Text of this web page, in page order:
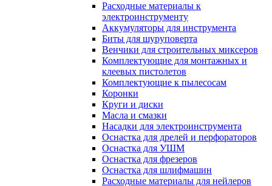
Расходные материалы к
электроинструменту
Аккумуляторы для инструмента
Биты для шуруповерта
Венчики для строительных миксеров
Комплектующие для монтажных и
клеевых пистолетов
Комплектующие к пылесосам
Коронки
Круги и диски
Масла и смазки
Насадки для электроинструмента
Оснастка для дрелей и перфораторов
Оснастка для УШМ
Оснастка для фрезеров
Оснастка для шлифмашин
Расходные материалы для нейлеров